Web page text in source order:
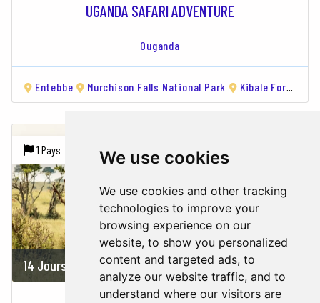
We use cookies
We use cookies and other tracking
technologies to improve your
browsing experience on our
website, to show you personalized
content and targeted ads, to
analyze our website traffic, and to
understand where our visitors are
UGANDA SAFARI ADVENTURE
Ouganda
Entebbe Murchison Falls National Park Kibale Forest National Park
1 Pays | 6 Villes
14 Jours Sur demande